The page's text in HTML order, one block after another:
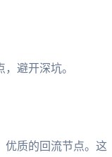
避开深坑。
优质的回流节点。这